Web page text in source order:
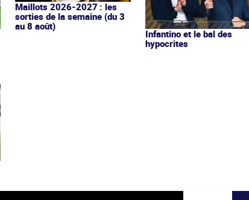
Maillots 2026-2027 : les
sorties de la semaine (du 3
au 8 août)
Infantino et le bal des
hypocrites